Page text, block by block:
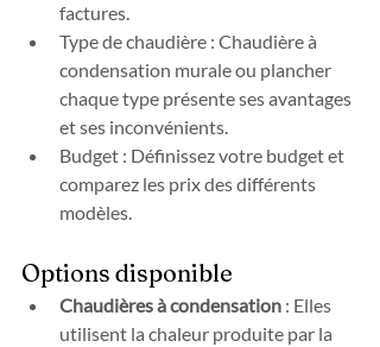
factures.
Type de chaudière : Chaudière à
condensation murale ou plancher
chaque type présente ses avantages
et ses inconvénients.
Budget : Définissez votre budget et
comparez les prix des différents
modèles.
Options disponible
Chaudières à condensation : Elles
utilisent la chaleur produite par la